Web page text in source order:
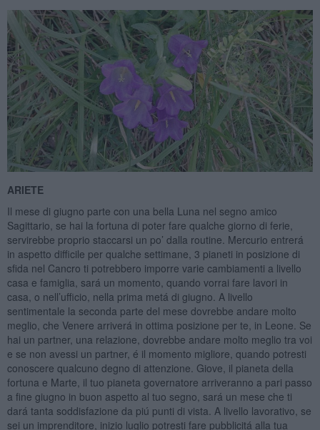
ARIETE
Il mese di giugno parte con una bella Luna nel segno amico
Sagittario, se hai la fortuna di poter fare qualche giorno di ferie,
servirebbe proprio staccarsi un po’ dalla routine. Mercurio entrerá
in aspetto difficile per qualche settimane, 3 pianeti in posizione di
sfida nel Cancro ti potrebbero imporre varie cambiamenti a livello
casa e famiglia, sará un momento, quando vorrai fare lavori in
casa, o nell’ufficio, nella prima metá di giugno. A livello
sentimentale la seconda parte del mese dovrebbe andare molto
meglio, che Venere arriverá in ottima posizione per te, in Leone. Se
hai un partner, una relazione, dovrebbe andare molto meglio tra voi
e se non avessi un partner, é il momento migliore, quando potresti
conoscere qualcuno degno di attenzione. Giove, il pianeta della
fortuna e Marte, il tuo pianeta governatore arriveranno a pari passo
a fine giugno in buon aspetto al tuo segno, sará un mese che ti
dará tanta soddisfazione da piú punti di vista. A livello lavorativo, se
sei un imprenditore, inizio luglio potresti fare pubblicitá alla tua